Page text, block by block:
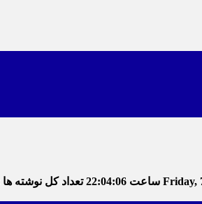
Friday, ساعت 22:04:07تعداد کل نوشته ها :